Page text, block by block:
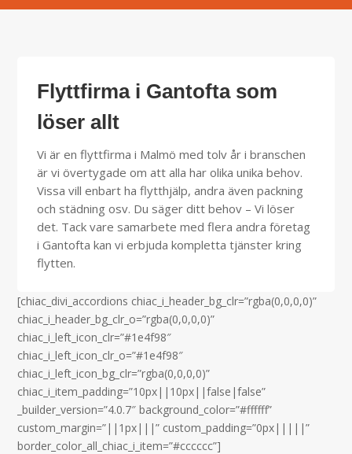
Flyttfirma i Gantofta som
löser allt
Vi är en flyttfirma i Malmö med tolv år i branschen
är vi övertygade om att alla har olika unika behov.
Vissa vill enbart ha flytthjälp, andra även packning
och städning osv. Du säger ditt behov – Vi löser
det. Tack vare samarbete med flera andra företag
i Gantofta kan vi erbjuda kompletta tjänster kring
flytten.
[chiac_divi_accordions chiac_i_header_bg_clr=”rgba(0,0,0,0)”
chiac_i_header_bg_clr_o=”rgba(0,0,0,0)”
chiac_i_left_icon_clr=”#1e4f98″
chiac_i_left_icon_clr_o=”#1e4f98″
chiac_i_left_icon_bg_clr=”rgba(0,0,0,0)”
chiac_i_item_padding=”10px||10px||false|false”
_builder_version=”4.0.7″ background_color=”#ffffff”
custom_margin=”||1px|||” custom_padding=”0px|||||”
border_color_all_chiac_i_item=”#cccccc”]